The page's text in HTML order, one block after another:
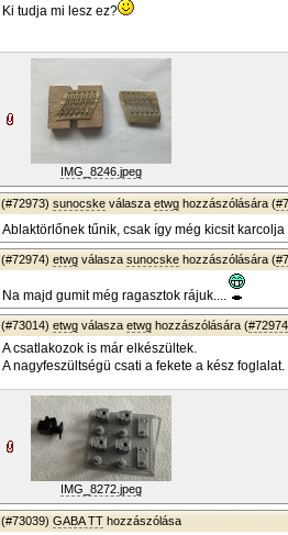
Ki tudja mi lesz ez?
IMG_8246.jpeg
(#72973) sunocske válasza etwg hozzászólására (
Ablaktörlőnek tűnik, csak így még kicsit
(#72974) etwg válasza sunocske hozzászólására (
Na majd gumit még ragasztok rájuk....
(#73014) etwg válasza etwg hozzászólására (#72974
A csatlakozok is már elkészültek.
A nagyfeszültségü csati a fekete a kész foglalat.
IMG_8272.jpeg
(#73039) GABA TT hozzászólása